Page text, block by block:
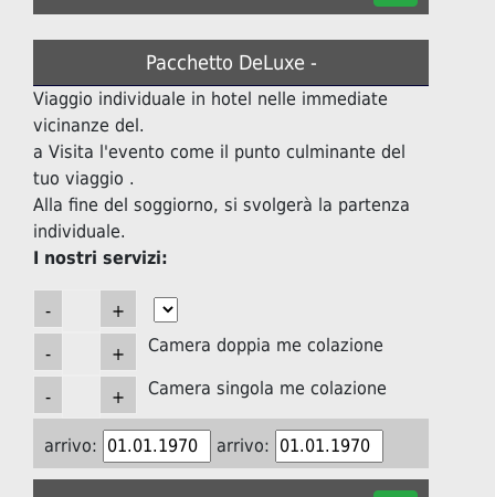
Pacchetto DeLuxe -
Viaggio individuale in hotel nelle immediate
vicinanze del.
a Visita l'evento come il punto culminante del
tuo viaggio .
Alla fine del soggiorno, si svolgerà la partenza
individuale.
I nostri servizi:
Camera doppia me colazione
Camera singola me colazione
arrivo: arrivo: